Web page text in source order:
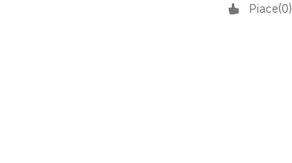
Piace(0)